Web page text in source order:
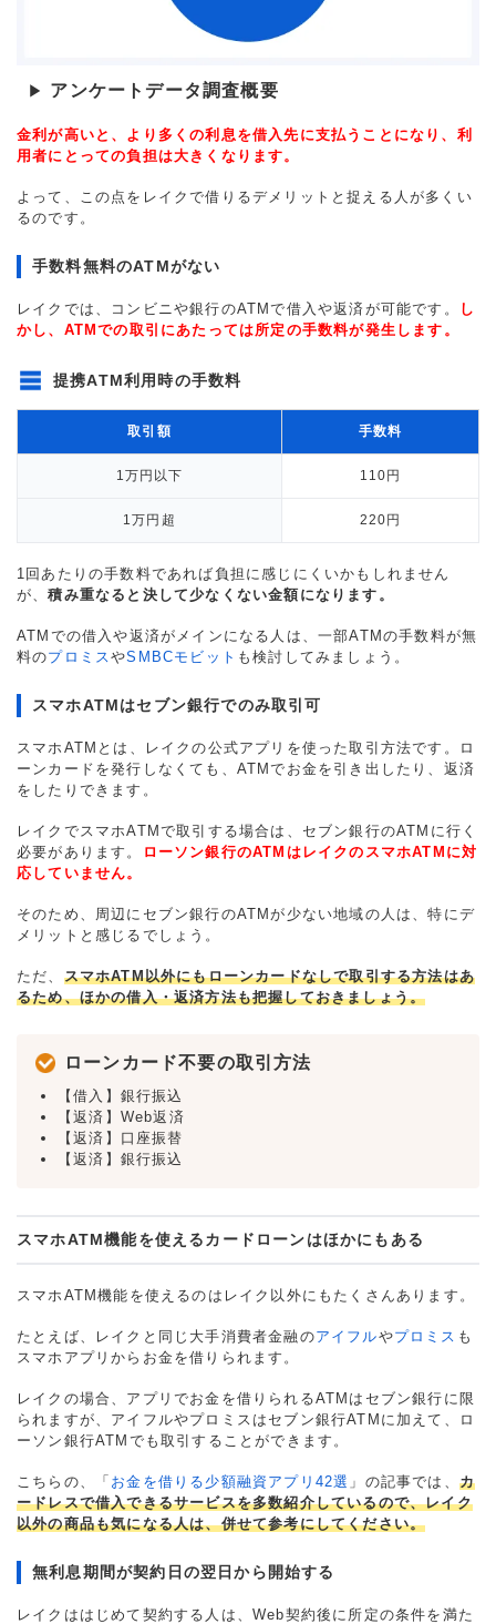
▶ アンケートデータ調査概要
金利が高いと、より多くの利息を借入先に支払うことになり、利
用者にとっての負担は大きくなります。
よって、この点をレイクで借りるデメリットと捉える人が多くい
るのです。
手数料無料のATMがない
レイクでは、コンビニや銀行のATMで借入や返済が可能です。
し
かし、ATMでの取引にあたっては所定の手数料が発生します。
提携ATM利用時の手数料
取引額 手数料
1万円以下 110円
1万円超 220円
1回あたりの手数料であれば負担に感じにくいかもしれません
が、積み重なると決して少なくない金額になります。
ATMでの借入や返済がメインになる人は、一部ATMの手数料が無
料のプロミスやSMBCモビット も検討してみましょう。
スマホATMはセブン銀行でのみ取引可
スマホATMとは、レイクの公式アプリを使った取引方法です。ロ
ーンカードを発行しなくても、ATMでお金を引き出したり、返済
をしたりできます。
レイクでスマホATMで取引する場合は、セブン銀行のATMに行く
必要があります。
ローソン銀行のATMはレイクのスマホATMに対
応していません。
そのため、周辺にセブン銀行のATMが少ない地域の人は、特にデ
メリットと感じるでしょう。
ただ、 スマホATM以外にもローンカードなしで取引する方法はあ
るため、ほかの借入・返済方法も把握しておきましょう。
ローンカード不要の取引方法
【借入】銀行振込
【返済】Web返済
【返済】口座振替
【返済】銀行振込
スマホATM機能を使えるカードローンはほかにもある
スマホATM機能を使えるのはレイク以外にもたくさんあります。
たとえば、レイクと同じ大手消費者金融のアイフルやプロミス も
スマホアプリからお金を借りられます。
レイクの場合、アプリでお金を借りられるATMはセブン銀行に限
られますが、アイフルやプロミスはセブン銀行ATMに加えて、ロ
ーソン銀行ATMでも取引することができます。
こちらの、「 お金を借りる少額融資アプリ42選 」の記事では、 カ
ードレスで借入できるサービスを多数紹介しているので、レイク
以外の商品も気になる人は、併せて参考にしてください。
無利息期間が契約日の翌日から開始する
レイクははじめて契約する人は、Web契約後に所定の条件を満た